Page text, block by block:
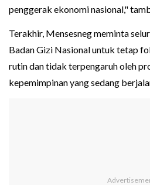
penggerak ekonomi nasional,"
Terakhir, Mensesneg meminta
Badan Gizi Nasional untuk tetap
rutin dan tidak terpengaruh oleh
kepemimpinan yang sedang